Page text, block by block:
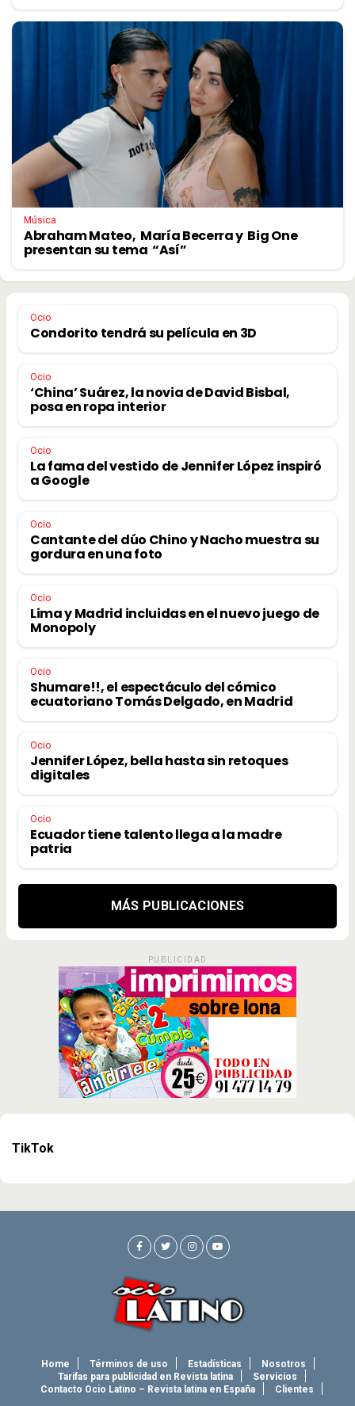
Música
Abraham Mateo, María Becerra y Big One
presentan su tema “Así”
Ocio
Condorito tendrá su película en 3D
Ocio
‘China’ Suárez, la novia de David Bisbal,
posa en ropa interior
Ocio
La fama del vestido de Jennifer López inspiró
a Google
Ocio
Cantante del dúo Chino y Nacho muestra su
gordura en una foto
Ocio
Lima y Madrid incluidas en el nuevo juego de
Monopoly
Ocio
Shumare!!, el espectáculo del cómico
ecuatoriano Tomás Delgado, en Madrid
Ocio
Jennifer López, bella hasta sin retoques
digitales
Ocio
Ecuador tiene talento llega a la madre
patria
MÁS PUBLICACIONES
PUBLICIDAD
TikTok
Home Términos de uso Estadísticas
Nosotros
Tarifas para publicidad en Revista latina
Servicios
Contacto Ocio Latino – Revista latina en España
Clientes